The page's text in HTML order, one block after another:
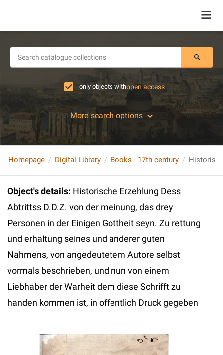
only objects withopen access
More search options
Homepage Digital Library Books - 17th century
Object's details: Historische Erzehlung Dess
Abtrittss D.D.Z. von der meinung, das drey
Personen in der Einigen Gottheit seyn. Zu rettung
und erhaltung seines und anderer guten
Nahmens, von angedeutetem Autore selbst
vormals beschrieben, und nun von einem
Liebhaber der Warheit dem diese Schrifft zu
handen kommen ist, in offentlich Druck gegeben